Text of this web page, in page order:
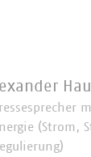
(Strom,